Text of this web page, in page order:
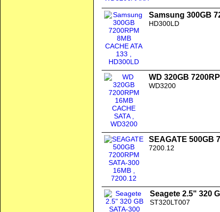
Samsung 300GB
HD300LD
WD 320GB
WD3200
SEAGATE 500GB
7200.12
Seagete 2.5" 320
ST320LT007